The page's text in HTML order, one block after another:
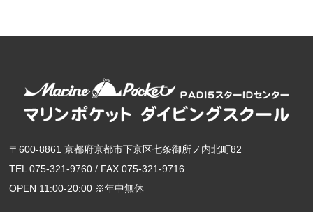
〒600-8861 京都府京都市下京区七条御所ノ内北町82
TEL 075-321-9760 / FAX 075-321-9716
OPEN 11:00-20:00 ※年中無休